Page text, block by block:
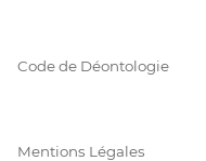
Code de Déontologie
Mentions Légales